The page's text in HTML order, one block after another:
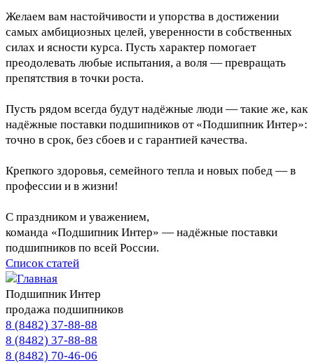
Желаем вам настойчивости и упорства в достижении
самых амбициозных целей, уверенности в собственных
силах и ясности курса. Пусть характер помогает
преодолевать любые испытания, а воля — превращать
препятствия в точки роста.
Пусть рядом всегда будут надёжные люди — такие же, как
надёжные поставки подшипников от «Подшипник Интер»:
точно в срок, без сбоев и с гарантией качества.
Крепкого здоровья, семейного тепла и новых побед — в
профессии и в жизни!
С праздником и уважением,
команда «Подшипник Интер» — надёжные поставки
подшипников по всей России.
Список статей
Подшипник Интер
продажа подшипников
8 (8482) 37-88-88
8 (8482) 37-88-88
8 (8482) 70-46-06